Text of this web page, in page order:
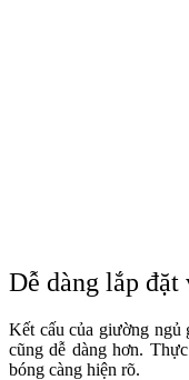
Dễ dàng lắp đặt
Kết cấu của giường ngủ
cũng dễ dàng hơn.
bóng càng hiện rõ.